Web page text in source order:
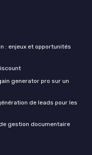
: enjeux et opportunités
generator pro sur un
de leads pour les
gestion documentaire